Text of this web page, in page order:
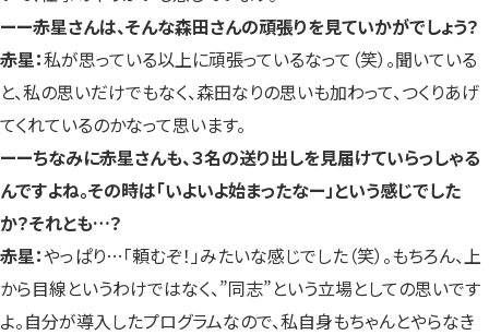
ーー赤星さんは、そんな森田さんの頑張りを見ていかがでしょう？
赤星：私が思っている以上に頑張っているなって（笑）。聞いている
と、私の思いだけでもなく、森田なりの思いも加わって、つくりあげ
てくれているのかなって思います。
ーーちなみに赤星さんも、３名の送り出しを見届けていらっしゃる
んですよね。その時は「いよいよ始まったなー」という感じでした
か？それとも…？
赤星：やっぱり…「頼むぞ！」みたいな感じでした（笑）。もちろん、上
から目線というわけではなく、”同志”という立場としての思いです
よ。自分が導入したプログラムなので、私自身もちゃんとやらなき